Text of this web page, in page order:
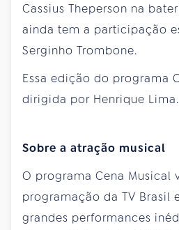
Cassius Theperson na
ainda tem a participação
Serginho Trombone.
Essa edição do programa
dirigida por Henrique Lima.
Sobre a atração musical
O programa Cena Musical
programação da TV Brasil
grandes performances